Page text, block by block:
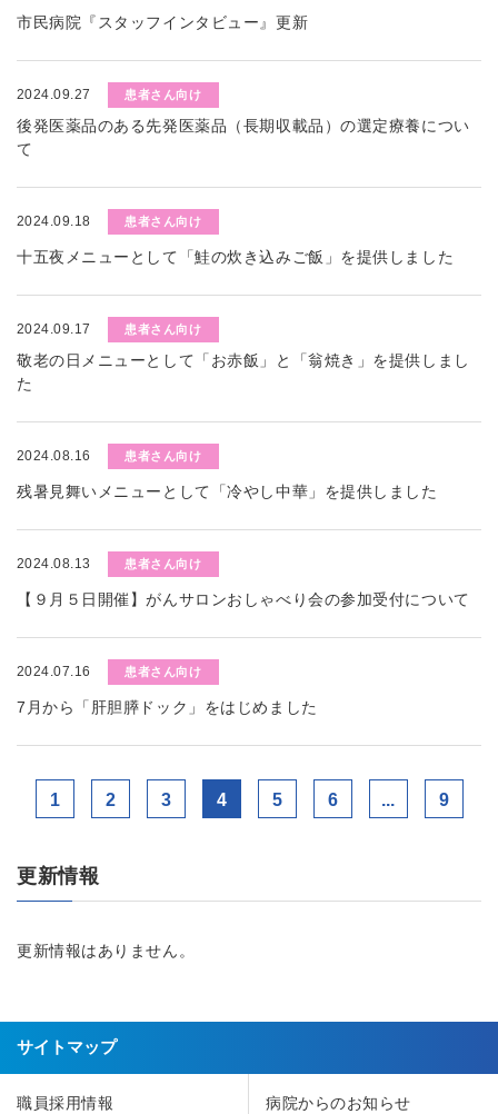
市民病院『スタッフインタビュー』更新
2024.09.27 患者さん向け
後発医薬品のある先発医薬品（長期収載品）の選定療養につい
て
2024.09.18 患者さん向け
十五夜メニューとして「鮭の炊き込みご飯」を提供しました
2024.09.17 患者さん向け
敬老の日メニューとして「お赤飯」と「翁焼き」を提供しまし
た
2024.08.16 患者さん向け
残暑見舞いメニューとして「冷やし中華」を提供しました
2024.08.13 患者さん向け
【９月５日開催】がんサロンおしゃべり会の参加受付について
2024.07.16 患者さん向け
7月から「肝胆膵ドック」をはじめました
1 2 3 4 5 6 ... 9
更新情報
更新情報はありません。
サイトマップ
職員採用情報 病院からのお知らせ